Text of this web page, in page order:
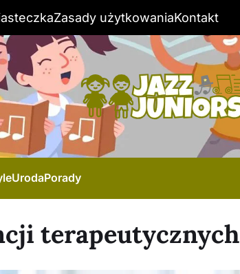
Zasady użytkowaniaKontakt
UrodaPorady
terapeutycznych